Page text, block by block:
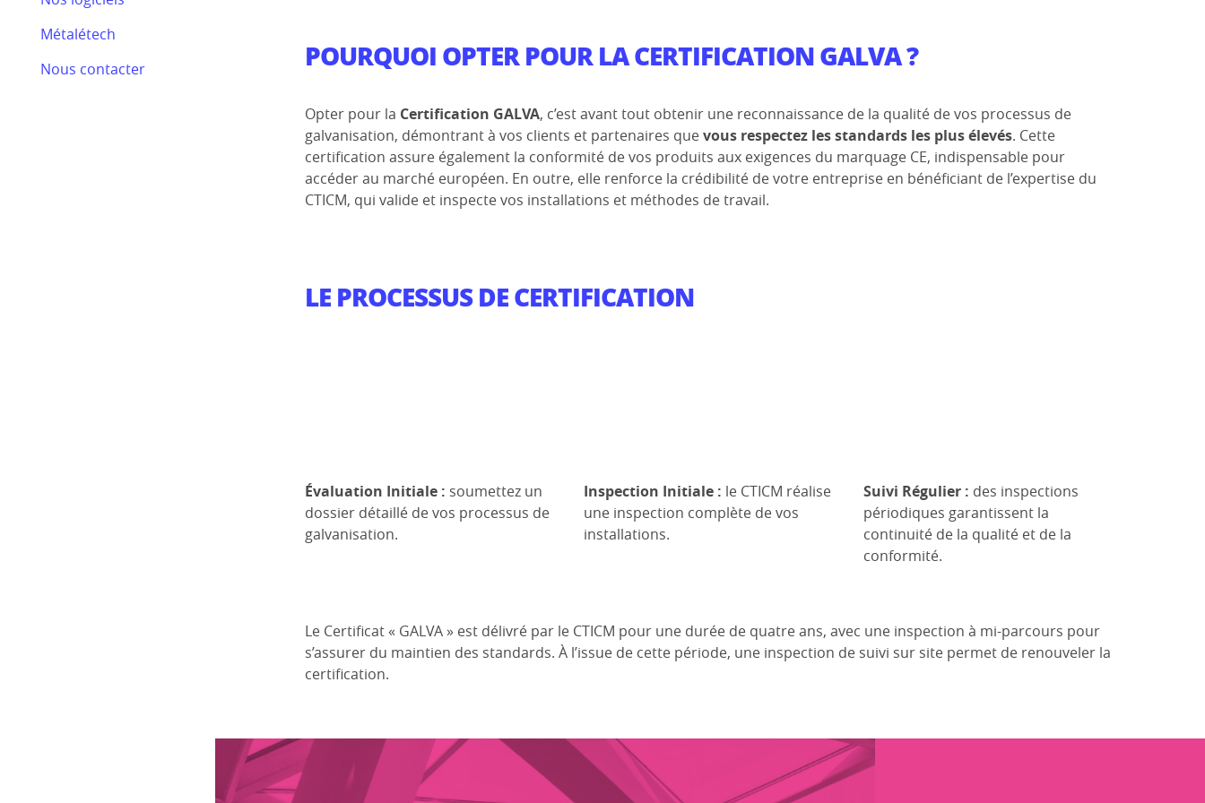
Métalétech
Nous contacter
POURQUOI OPTER POUR LA CERTIFICATION GALVA ?
Opter pour la Certification GALVA, c’est avant tout obtenir une reconnaissance de la qualité de vos processus de
galvanisation, démontrant à vos clients et partenaires quevous respectez les standards les plus élevés. Cette
certification assure également la conformité de vos produits aux exigences du marquage CE, indispensable pour
accéder au marché européen. En outre, elle renforce la crédibilité de votre entreprise en bénéficiant de l’expertise du
CTICM, qui valide et inspecte vos installations et méthodes de travail.
LE PROCESSUS DE CERTIFICATION
Évaluation Initiale : soumettez un
dossier détaillé de vos processus de
galvanisation.
Inspection Initiale : le CTICM réalise
une inspection complète de vos
installations.
Suivi Régulier : des inspections
périodiques garantissent la
continuité de la qualité et de la
conformité.
Le Certificat « GALVA » est délivré par le CTICM pour une durée de quatre ans, avec une inspection à mi-parcours pour
s’assurer du maintien des standards. À l’issue de cette période, une inspection de suivi sur site permet de renouveler la
certification.